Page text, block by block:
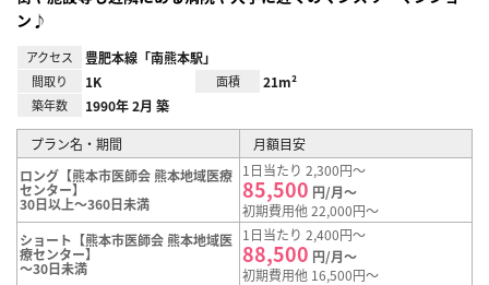
ン♪
アクセス 豊肥本線「南熊本駅」
間取り 1K 面積 21m²
築年数 1990年 2月 築
プラン名・期間
月額目安
ロング【熊本市医師会 熊本地域医療
センター】
30日以上～360日未満
1日当たり 2,300円～
85,500 円/月～
初期費用他 22,000円～
ショート【熊本市医師会 熊本地域医
療センター】
～30日未満
1日当たり 2,400円～
88,500 円/月～
初期費用他 16,500円～